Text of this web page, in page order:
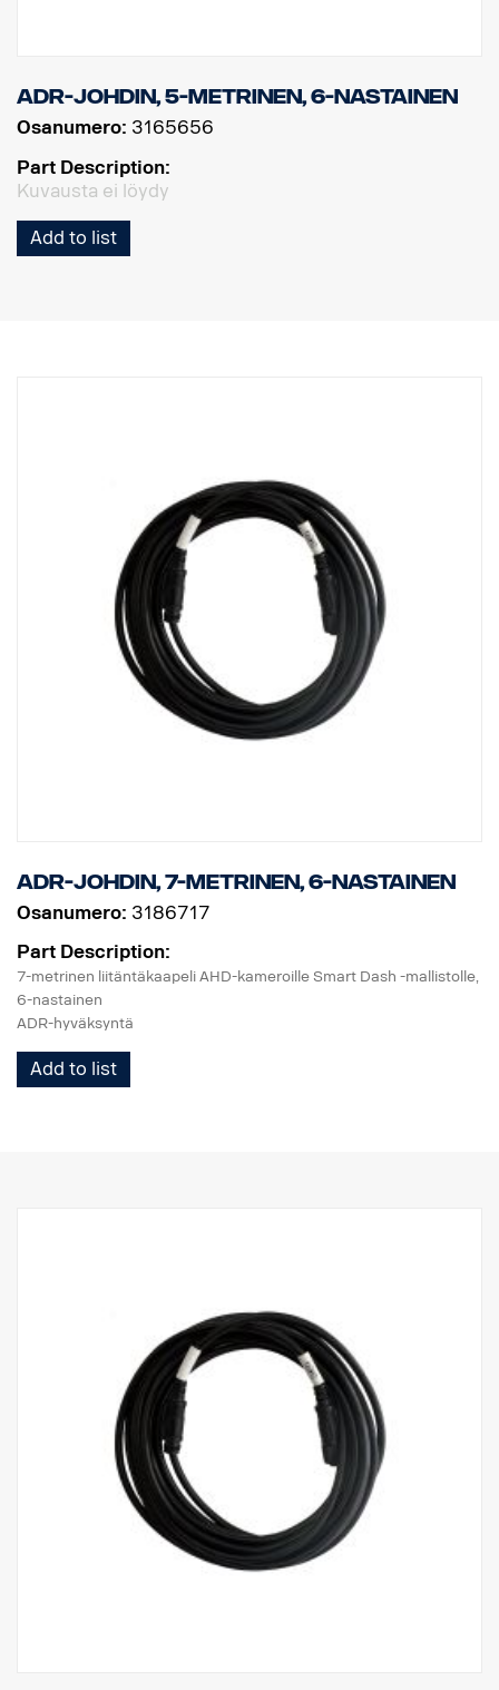
ADR-johdin, 5-metrinen, 6-nastainen
Osanumero: 3165656
Part Description:
Kuvausta ei löydy
Add to list
ADR-johdin, 7-metrinen, 6-nastainen
Osanumero: 3186717
Part Description:
7-metrinen liitäntäkaapeli AHD-kameroille Smart Dash -mallistolle,
6-nastainen
ADR-hyväksyntä
Add to list